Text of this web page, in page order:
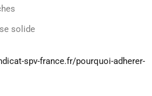
solide
spv-france.fr/pourquoi-adherer-